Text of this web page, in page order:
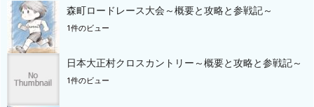
森町ロードレース大会～概要と攻略と参戦記～
1件のビュー
日本大正村クロスカントリー～概要と攻略と参戦記～
1件のビュー